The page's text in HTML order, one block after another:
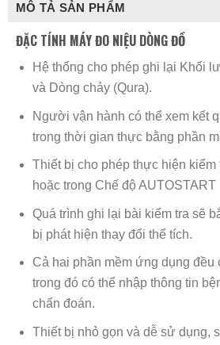
MÔ TẢ SẢN PHẨM
ĐẶC TÍNH MÁY ĐO NIỆU DÒNG ĐỒ
Hệ thống cho phép ghi lại Khối
và Dòng chảy (Qura).
Người vận hành có thể xem kết
trong thời gian thực bằng phần
Thiết bị cho phép thực hiện kiểm
hoặc trong Chế độ AUTOSTART
Quá trình ghi lại bài kiểm tra sẽ
bị phát hiện thay đổi thể tích.
Cả hai phần mềm ứng dụng đều
trong đó có thể nhập thông tin
chẩn đoán.
Thiết bị nhỏ gọn và dễ sử dụng,